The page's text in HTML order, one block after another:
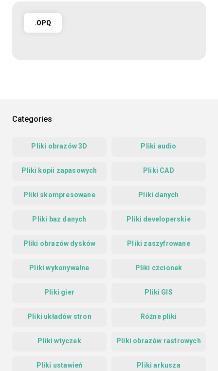
.OPQ
Categories
Pliki obrazów 3D Pliki audio
Pliki kopii zapasowych Pliki CAD
Pliki skompresowane Pliki danych
Pliki baz danych Pliki developerskie
Pliki obrazów dysków Pliki zaszyfrowane
Pliki wykonywalne Pliki czcionek
Pliki gier Pliki GIS
Pliki układów stron Różne pliki
Pliki wtyczek Pliki obrazów rastrowych
Pliki ustawień Pliki arkusza